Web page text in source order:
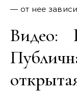
— от нее